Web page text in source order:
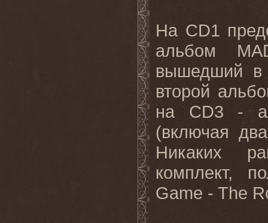
На CD1
альбом
вышедший в
второй
на CD3 -
(включая
Никаких
комплект,
Game - The